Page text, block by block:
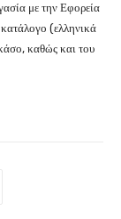
με την Εφορεία
(ελληνικά
καθώς και του